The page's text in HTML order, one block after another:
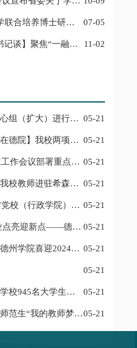
07-05
11-02
05-21
05-21
05-21
05-21
05-21
05-21
05-21
05-21
05-21
05-21